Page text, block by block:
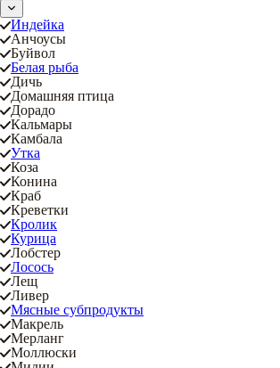
Индейка
Анчоусы
Буйвол
Белая рыба
Дичь
Домашняя птица
Дорадо
Кальмары
Камбала
Утка
Коза
Конина
Краб
Креветки
Кролик
Курица
Лобстер
Лосось
Лещ
Ливер
Мясные субпродукты
Макрель
Мерланг
Моллюски